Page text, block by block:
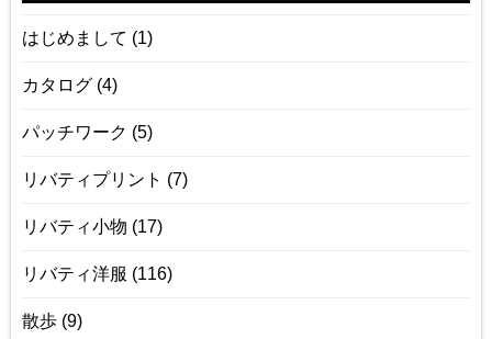
はじめまして (1)
カタログ (4)
パッチワーク (5)
リバティプリント (7)
リバティ小物 (17)
リバティ洋服 (116)
散歩 (9)